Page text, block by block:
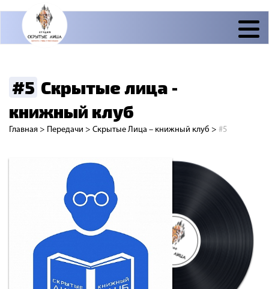
#5 Скрытые лица -
книжный клуб
Главная > Передачи > Скрытые Лица – книжный клуб > #5